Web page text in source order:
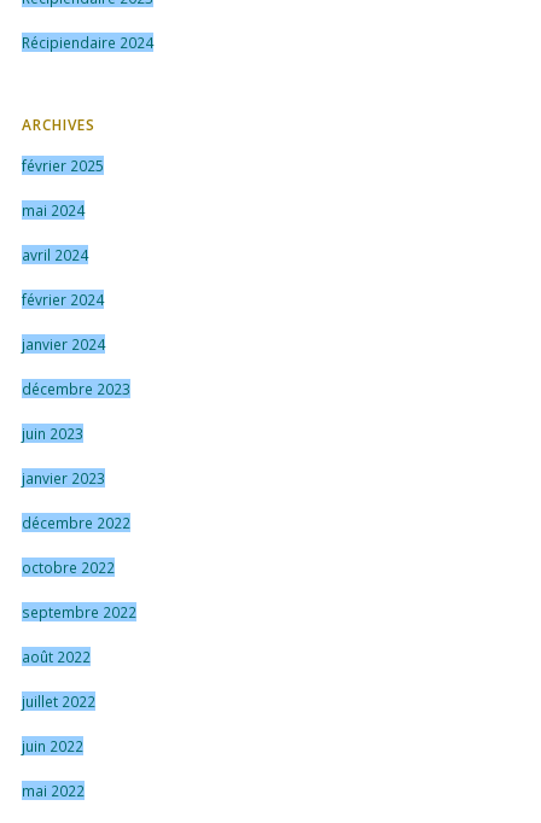
Récipiendaire 2024
ARCHIVES
février 2025
mai 2024
avril 2024
février 2024
janvier 2024
décembre 2023
juin 2023
janvier 2023
décembre 2022
octobre 2022
septembre 2022
août 2022
juillet 2022
juin 2022
mai 2022